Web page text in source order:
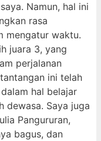
Namun, hal ini
rasa
mengatur waktu.
juara 3, yang
perjalanan
ini telah
hal belajar
dewasa. Saya juga
Pangururan,
bagus, dan